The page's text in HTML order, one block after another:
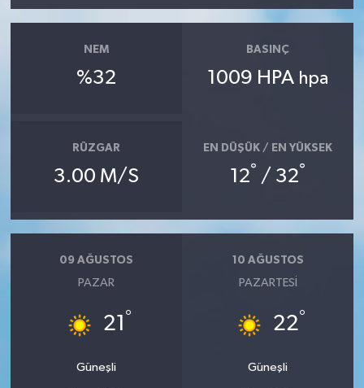
NEM
%32
BASINÇ
1009 HPA hpa
RÜZGAR
3.00 M/S
EN DÜŞÜK / EN YÜKSEK
12° / 32°
09 AĞUSTOS
PAZAR
21 °
Güneşli
10 AĞUSTOS
PAZARTESI
22°
Güneşli